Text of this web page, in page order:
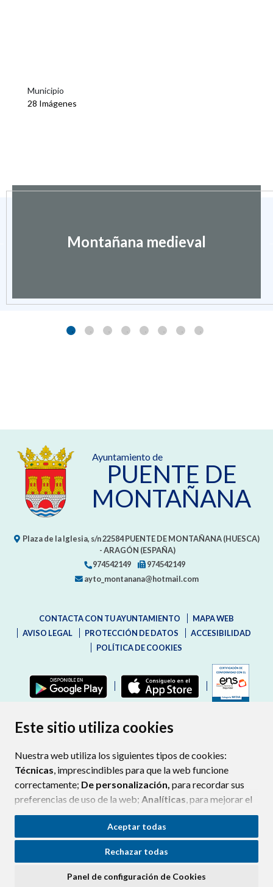
Este sitio utiliza cookies
Nuestra web utiliza los siguientes tipos de cookies:
Técnicas, imprescindibles para que la web funcione
correctamente; De personalización, para recordar sus
preferencias de uso de la web; Analíticas, para mejorar el
funcionamiento de la web y sus servicios.
Si acepta pulsando el botón“Aceptar todas”
consideramos que acepta su uso. Si pulsa el botón
ninguna acción, se guardarán las cookies técnicas
Aceptar todas
Rechazar todas
Panel de configuración de Cookies
Municipio
28 Imágenes
Montañana medieval
Ayuntamiento de
PUENTE DE
MONTAÑANA
Plaza de la Iglesia, s/n22584 PUENTE DE MONTAÑANA (HUESCA)
- ARAGÓN (ESPAÑA)
974542149
974542149
ayto_montanana@hotmail.com
CONTACTA CON TU AYUNTAMIENTO
MAPA WEB
AVISO LEGAL
PROTECCIÓN DE DATOS
ACCESIBILIDAD
POLÍTICA DE COOKIES